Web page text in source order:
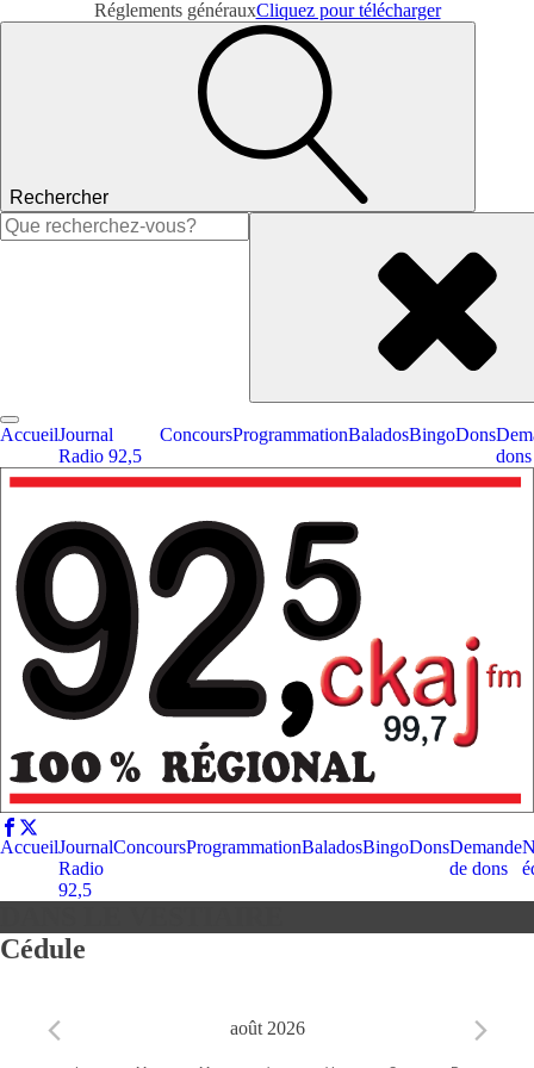
Réglements générauxCliquez pour télécharger
Rechercher
Rechercher :
AccueilJournal
Radio 92,5
ConcoursProgrammationBaladosBingoDons
dons
AccueilJournal
Radio
92,5
ConcoursProgrammationBaladosBingoDonsDemande
de dons
Cédule
août 2026